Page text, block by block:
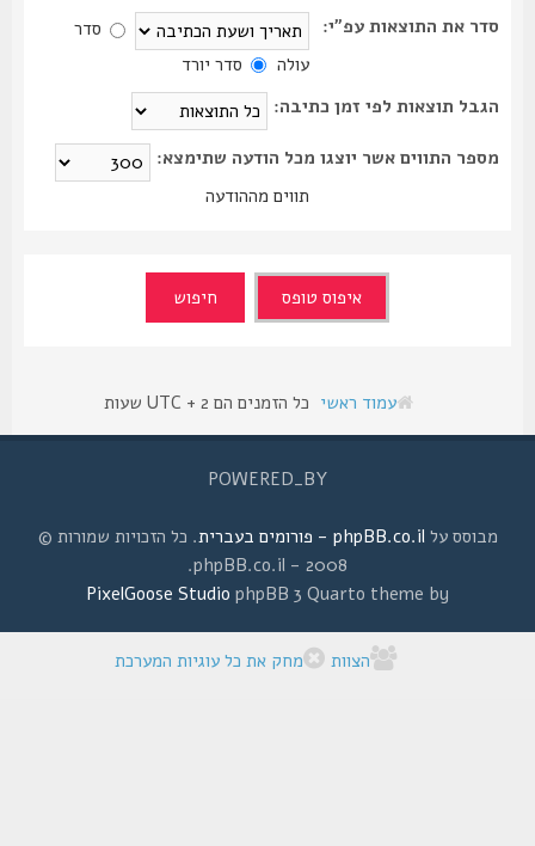
סדר את התוצאות עפ"י:
סדר
סדר יורד
הגבל תוצאות לפי זמן כתיבה:
מספר התווים אשר יוצגו מכל הודעה שתימצא:
תווים מההודעה
עמוד ראשי כל הזמנים הם UTC + 2 שעות
POWERED_BY
מבוסס עלphpBB.co.il - פורומים בעברית
. כל הזכויות שמורות ©
2008 - phpBB.co.il.
phpBB 3 Quarto theme by
PixelGoose Studio
הצוות מחק את כל עוגיות המערכת